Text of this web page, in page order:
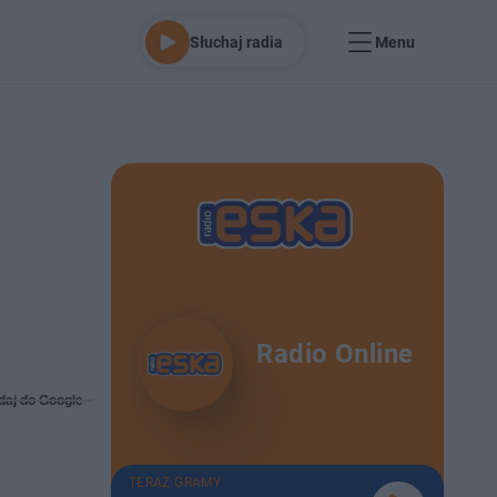
Słuchaj radia Menu
do Google
Radio Online
TERAZ GRAMY